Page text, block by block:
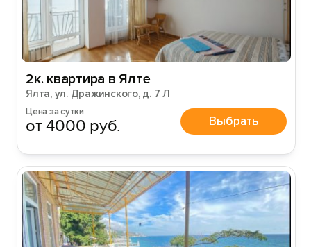
2к. квартира в Ялте
Ялта, ул. Дражинского, д. 7 Л
Цена за сутки
от 4000 руб. Выбрать